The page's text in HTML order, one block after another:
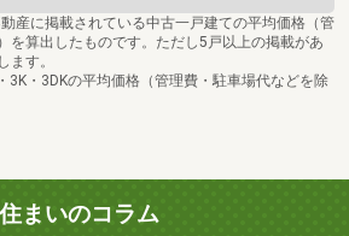
産に掲載されている中古一戸建ての平均価格（管
を算出したものです。ただし5戸以上の掲載があ
ます。
3K・3DKの平均価格（管理費・駐車場代などを除
住まいのコラム